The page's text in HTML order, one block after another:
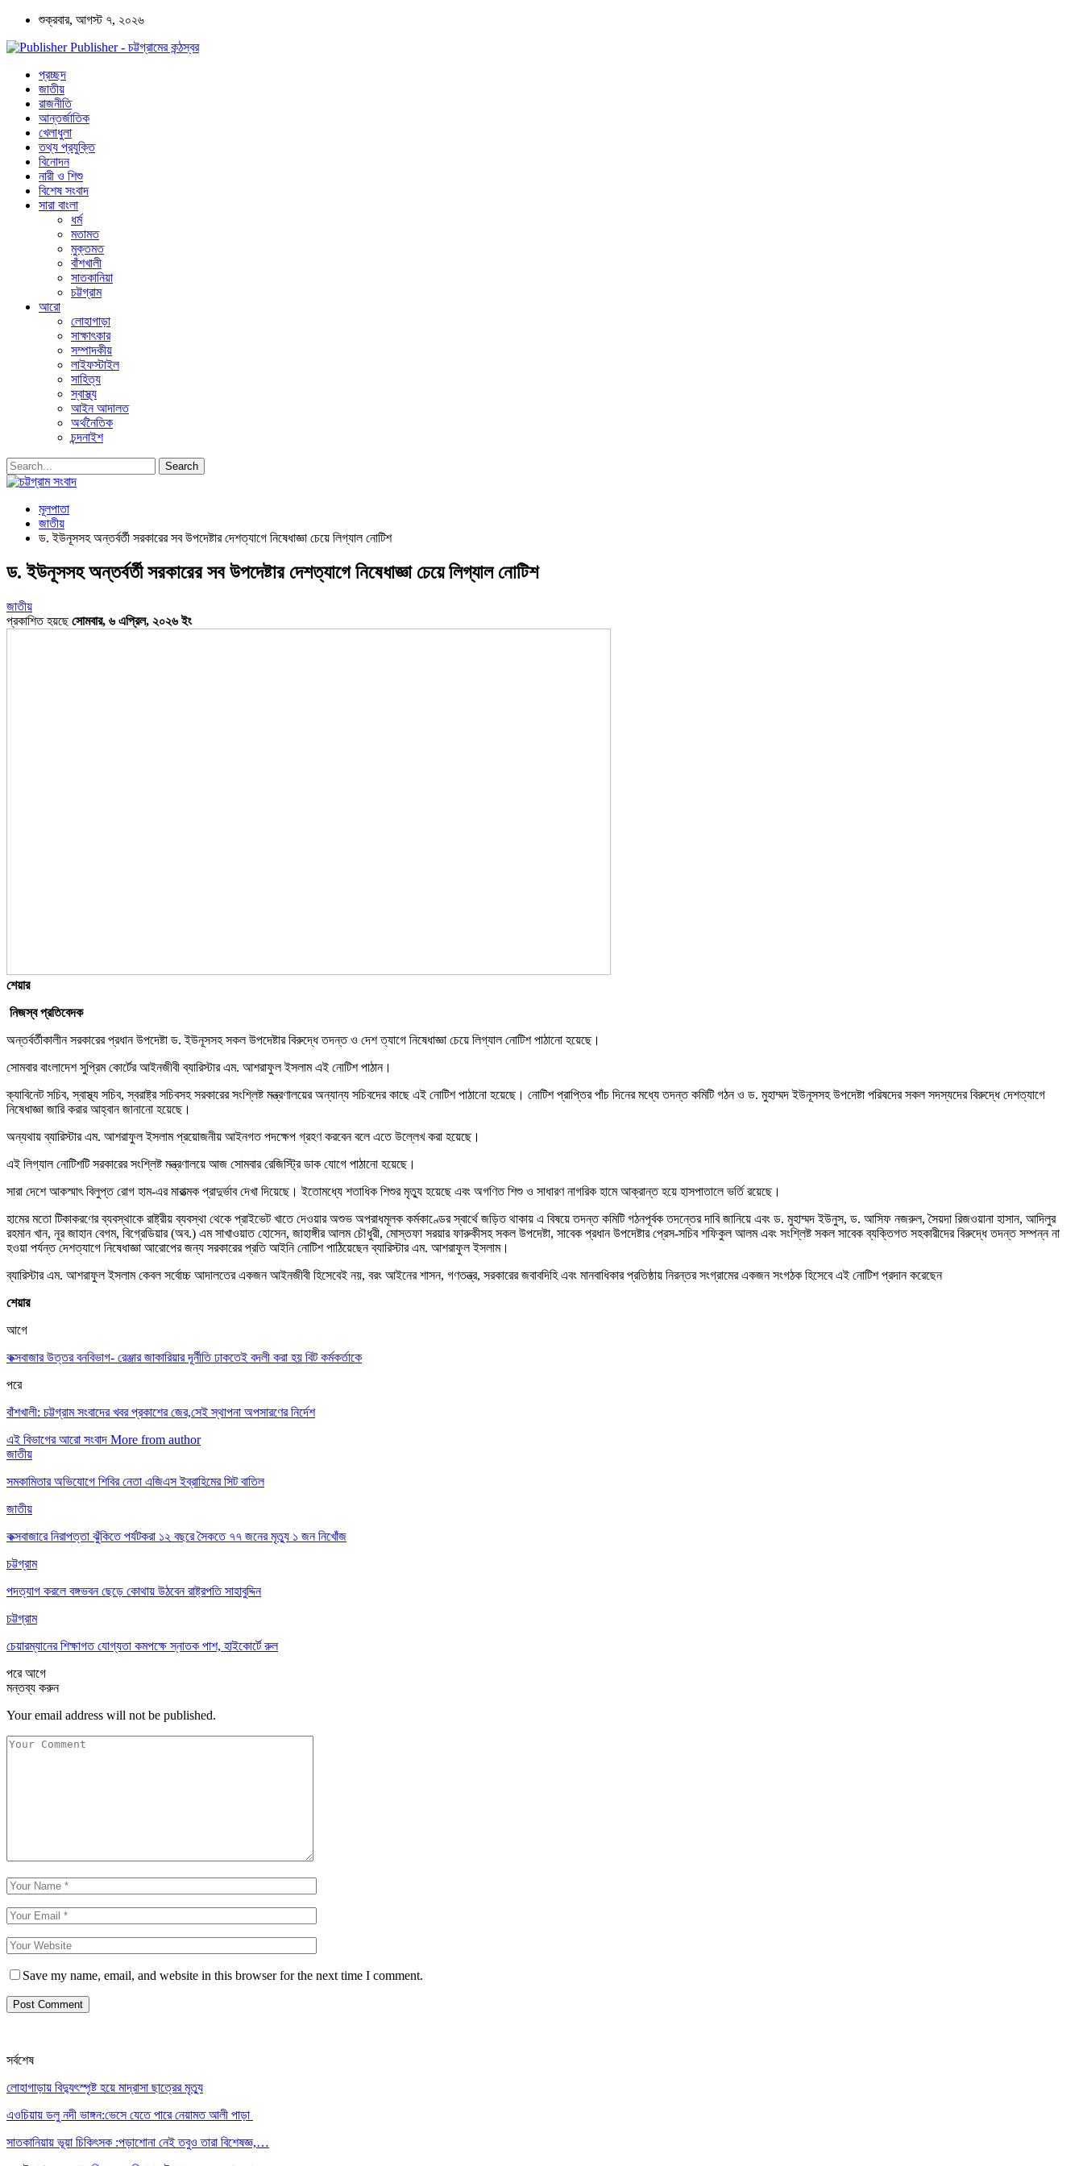
শুক্রবার, আগস্ট ৭, ২০২৬
Publisher - চট্টগ্রামের কন্ঠস্বর
প্রচ্ছদ
জাতীয়
রাজনীতি
আন্তর্জাতিক
খেলাধুলা
তথ্য প্রযুক্তি
বিনোদন
নারী ও শিশু
বিশেষ সংবাদ
সারা বাংলা
ধর্ম
মতামত
মুক্তমত
বাঁশখালী
সাতকানিয়া
চট্টগ্রাম
আরো
লোহাগাড়া
সাক্ষাৎকার
সম্পাদকীয়
লাইফস্টাইল
সাহিত্য
স্বাস্থ্য
আইন আদালত
অর্থনৈতিক
চন্দনাইশ
মূলপাতা
জাতীয়
ড. ইউনূসসহ অন্তর্বর্তী সরকারের সব উপদেষ্টার দেশত্যাগে নিষেধাজ্ঞা চেয়ে লিগ্যাল নোটিশ
ড. ইউনূসসহ অন্তর্বর্তী সরকারের সব উপদেষ্টার দেশত্যাগে নিষেধাজ্ঞা চেয়ে লিগ্যাল নোটিশ
জাতীয়
প্রকাশিত হয়ছেসোমবার, ৬ এপ্রিল, ২০২৬ ইং
শেয়ার
নিজস্ব প্রতিবেদক
অন্তর্বর্তীকালীন সরকারের প্রধান উপদেষ্টা ড. ইউনূসসহ সকল উপদেষ্টার বিরুদ্ধে তদন্ত ও দেশ ত্যাগে নিষেধাজ্ঞা চেয়ে লিগ্যাল নোটিশ পাঠানো হয়েছে।
সোমবার বাংলাদেশ সুপ্রিম কোর্টের আইনজীবী ব্যারিস্টার এম. আশরাফুল ইসলাম এই নোটিশ পাঠান।
ক্যাবিনেট সচিব, স্বাস্থ্য সচিব, স্বরাষ্ট্র সচিবসহ সরকারের সংশ্লিষ্ট মন্ত্রণালয়ের অন্যান্য সচিবদের কাছে এই নোটিশ পাঠানো হয়েছে। নোটিশ প্রাপ্তির পাঁচ দিনের মধ্যে তদন্ত কমিটি গঠন ও ড. মুহাম্মদ ইউনূসসহ উপদেষ্টা পরিষদের সকল সদস্যদের বিরুদ্ধে দেশত্যাগে
নিষেধাজ্ঞা জারি করার আহ্বান জানানো হয়েছে।
অন্যথায় ব্যারিস্টার এম. আশরাফুল ইসলাম প্রয়োজনীয় আইনগত পদক্ষেপ গ্রহণ করবেন বলে এতে উল্লেখ করা হয়েছে।
এই লিগ্যাল নোটিশটি সরকারের সংশ্লিষ্ট মন্ত্রণালয়ে আজ সোমবার রেজিস্ট্রি ডাক যোগে পাঠানো হয়েছে।
সারা দেশে আকস্মাৎ বিলুপ্ত রোগ হাম-এর মারাত্মক প্রাদুর্ভাব দেখা দিয়েছে। ইতোমধ্যে শতাধিক শিশুর মৃত্যু হয়েছে এবং অগণিত শিশু ও সাধারণ নাগরিক হামে আক্রান্ত হয়ে হাসপাতালে ভর্তি রয়েছে।
হামের মতো টিকাকরণের ব্যবস্থাকে রাষ্ট্রীয় ব্যবস্থা থেকে প্রাইভেট খাতে দেওয়ার অশুভ অপরাধমূলক কর্মকাণ্ডের স্বার্থে জড়িত থাকায় এ বিষয়ে তদন্ত কমিটি গঠনপূর্বক তদন্তের দাবি জানিয়ে এবং ড. মুহাম্মদ ইউনুস, ড. আসিফ নজরুল, সৈয়দা রিজওয়ানা হাসান, আদিলুর
রহমান খান, নূর জাহান বেগম, বিগ্রেডিয়ার (অব.) এম সাখাওয়াত হোসেন, জাহাঙ্গীর আলম চৌধুরী, মোস্তফা সরয়ার ফারুকীসহ সকল উপদেষ্টা, সাবেক প্রধান উপদেষ্টার প্রেস-সচিব শফিকুল আলম এবং সংশ্লিষ্ট সকল সাবেক ব্যক্তিগত সহকারীদের বিরুদ্ধে তদন্ত সম্পন্ন না
হওয়া পর্যন্ত দেশত্যাগে নিষেধাজ্ঞা আরোপের জন্য সরকারের প্রতি আইনি নোটিশ পাঠিয়েছেন ব্যারিস্টার এম. আশরাফুল ইসলাম।
ব্যারিস্টার এম. আশরাফুল ইসলাম কেবল সর্বোচ্চ আদালতের একজন আইনজীবী হিসেবেই নয়, বরং আইনের শাসন, গণতন্ত্র, সরকারের জবাবদিহি এবং মানবাধিকার প্রতিষ্ঠায় নিরন্তর সংগ্রামের একজন সংগঠক হিসেবে এই নোটিশ প্রদান করেছেন
শেয়ার
আগে
কক্সবাজার উত্তর বনবিভাগ- রেঞ্জার জাকারিয়ার দূর্নীতি ঢাকতেই বদলী করা হয় বিট কর্মকর্তাকে
পরে
বাঁশখালী: চট্টগ্রাম সংবাদের খবর প্রকাশের জের,সেই স্থাপনা অপসারণের নির্দেশ
এই বিভাগের আরো সংবাদ More from author
জাতীয়
সমকামিতার অভিযোগে শিবির নেতা এজিএস ইব্রাহিমের সিট বাতিল
জাতীয়
কক্সবাজারে নিরাপত্তা ঝুঁকিতে পর্যটকরা ১২ বছরে সৈকতে ৭৭ জনের মৃত্যু ১ জন নিখোঁজ
চট্টগ্রাম
পদত্যাগ করলে বঙ্গভবন ছেড়ে কোথায় উঠবেন রাষ্ট্রপতি সাহাবুদ্দিন
চট্টগ্রাম
চেয়ারম্যানের শিক্ষাগত যোগ্যতা কমপক্ষে স্নাতক পাশ, হাইকোর্টে রুল
পরেআগে
মন্তব্য করুন
Your email address will not be published.
Save my name, email, and website in this browser for the next time I comment.
সর্বশেষ
লোহাগাড়ায় বিদ্যুৎস্পৃষ্ট হয়ে মাদ্রাসা ছাত্রের মৃত্যু
এওচিয়ায় ডলু নদী ভাঙ্গন:ভেসে যেতে পারে নেয়ামত আলী পাড়া
সাতকানিয়ায় ভূয়া চিকিৎসক :পড়াশোনা নেই তবুও তারা বিশেষজ্ঞ,…